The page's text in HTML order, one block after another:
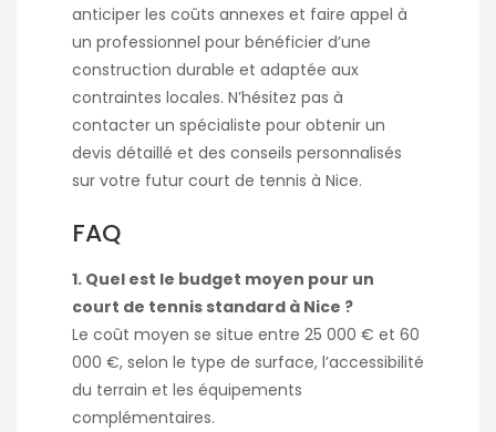
anticiper les coûts annexes et faire appel à
un professionnel pour bénéficier d’une
construction durable et adaptée aux
contraintes locales. N’hésitez pas à
contacter un spécialiste pour obtenir un
devis détaillé et des conseils personnalisés
sur votre futur court de tennis à Nice.
FAQ
1. Quel est le budget moyen pour un
court de tennis standard à Nice ?
Le coût moyen se situe entre 25 000 € et 60
000 €, selon le type de surface, l’accessibilité
du terrain et les équipements
complémentaires.